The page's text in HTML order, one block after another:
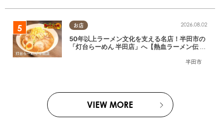
お店
半田市
2026.08.02
50年以上ラーメン文化を支える名店！半田市の
「灯台らーめん 半田店」へ【熱血ラーメン伝 8
VIEW MORE